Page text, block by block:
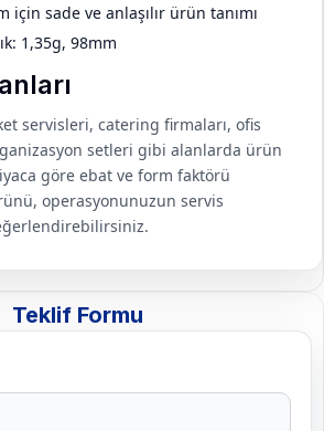
için sade ve anlaşılır ürün tanımı
1,35g, 98mm
servisleri, catering firmaları, ofis
setleri gibi alanlarda ürün
göre ebat ve form faktörü
operasyonunuzun servis
Teklif Formu